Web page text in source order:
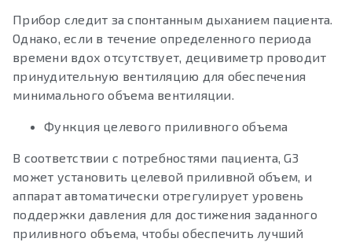
Прибор следит за спонтанным дыханием пациента.
Однако, если в течение определенного периода
времени вдох отсутствует, децивиметр проводит
принудительную вентиляцию для обеспечения
минимального объема вентиляции.
Функция целевого приливного объема
В соответствии с потребностями пациента, G3
может установить целевой приливной объем, и
аппарат автоматически отрегулирует уровень
поддержки давления для достижения заданного
приливного объема, чтобы обеспечить лучший